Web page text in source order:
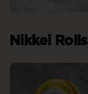
Nikkei Rolls